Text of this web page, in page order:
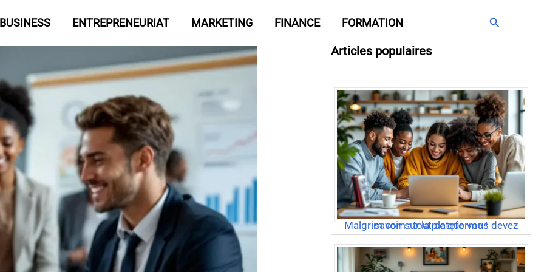
BUSINESS ENTREPRENEURIAT MARKETING FINANCE FORMATION Rechercher
Articles populaires
Malgrim com : tout ce que vous devez savoir sur la plateforme !